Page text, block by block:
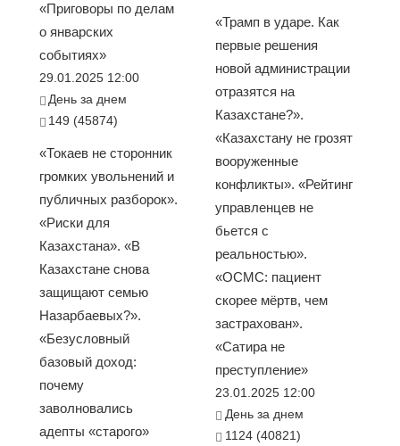
«Приговоры по делам
о январских
событиях»
29.01.2025 12:00
День за днем
149 (45874)
«Токаев не сторонник
громких увольнений и
публичных разборок».
«Риски для
Казахстана». «В
Казахстане снова
защищают семью
Назарбаевых?».
«Безусловный
базовый доход:
почему
заволновались
адепты «старого»
«Трамп в ударе. Как
первые решения
новой администрации
отразятся на
Казахстане?».
«Казахстану не грозят
вооруженные
конфликты». «Рейтинг
управленцев не
бьется с
реальностью».
«ОСМС: пациент
скорее мёртв, чем
застрахован».
«Сатира не
преступление»
23.01.2025 12:00
День за днем
1124 (40821)